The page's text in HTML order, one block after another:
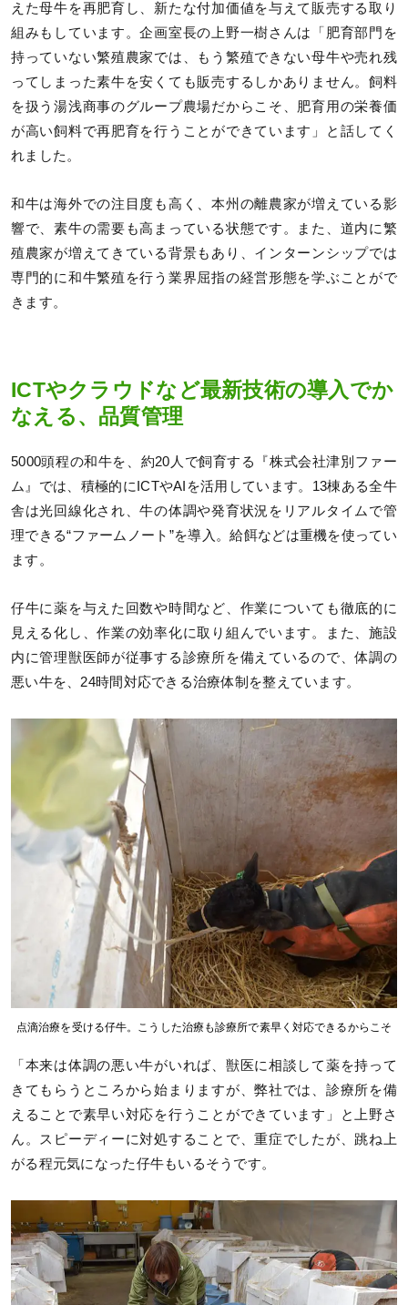
えた母牛を再肥育し、新たな付加価値を与えて販売する取り
組みもしています。企画室長の上野一樹さんは「肥育部門を
持っていない繁殖農家では、もう繁殖できない母牛や売れ残
ってしまった素牛を安くても販売するしかありません。飼料
を扱う湯浅商事のグループ農場だからこそ、肥育用の栄養価
が高い飼料で再肥育を行うことができています」と話してく
れました。
和牛は海外での注目度も高く、本州の離農家が増えている影
響で、素牛の需要も高まっている状態です。また、道内に繁
殖農家が増えてきている背景もあり、インターンシップでは
専門的に和牛繁殖を行う業界屈指の経営形態を学ぶことがで
きます。
ICTやクラウドなど最新技術の導入でか
なえる、品質管理
5000頭程の和牛を、約20人で飼育する『株式会社津別ファー
ム』では、積極的にICTやAIを活用しています。13棟ある全牛
舎は光回線化され、牛の体調や発育状況をリアルタイムで管
理できる“ファームノート”を導入。給餌などは重機を使ってい
ます。
仔牛に薬を与えた回数や時間など、作業についても徹底的に
見える化し、作業の効率化に取り組んでいます。また、施設
内に管理獣医師が従事する診療所を備えているので、体調の
悪い牛を、24時間対応できる治療体制を整えています。
点滴治療を受ける仔牛。こうした治療も診療所で素早く対応できるからこそ
「本来は体調の悪い牛がいれば、獣医に相談して薬を持って
きてもらうところから始まりますが、弊社では、診療所を備
えることで素早い対応を行うことができています」と上野さ
ん。スピーディーに対処することで、重症でしたが、跳ね上
がる程元気になった仔牛もいるそうです。